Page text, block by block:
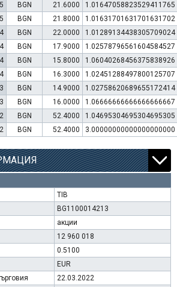
BGN 21.6000
1.01647058823529411765
BGN 21.8000
1.01631701631701631702
BGN 22.0000
1.01289134438305709024
BGN 17.9000
1.02578796561604584527
BGN 15.8000
1.06040268456375838926
BGN 16.3000
1.02451288497800125707
BGN 14.9000
1.02758620689655172414
BGN 16.0000
1.06666666666666666667
BGN 52.4000
1.04695304695304695305
BGN 52.4000 3.00000000000000000000
TIB
BG1100014213
акции
12 960 018
0.5100
EUR
22.03.2022